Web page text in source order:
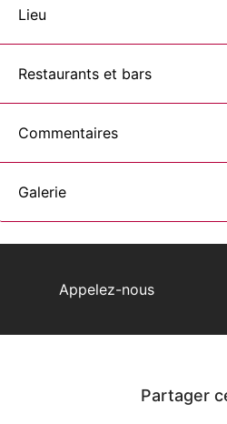
Lieu
Restaurants et bars
Commentaires
Galerie
Appelez-nous
Partager